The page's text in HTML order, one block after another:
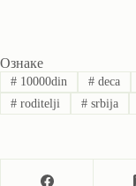
Ознаке
#10000din #deca
#roditelji #srbija